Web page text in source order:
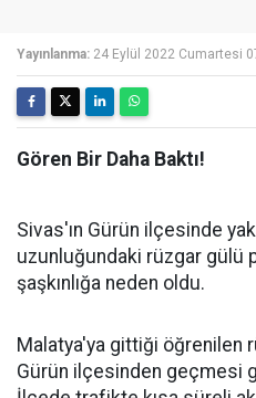
Yayınlanma: 24 Eylül 2022 Cumartesi
Gören Bir Daha Baktı!
Sivas'ın Gürün ilçesinde
uzunluğundaki rüzgar gülü
şaşkınlığa neden oldu.
Malatya'ya gittiği öğrenilen
Gürün ilçesinden geçmesi